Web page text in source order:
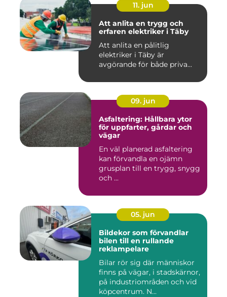
11. jun
Att anlita en trygg och
erfaren elektriker i Täby
Att anlita en pålitlig
elektriker i Täby är
avgörande för både priva...
09. jun
Asfaltering: Hållbara ytor
för uppfarter, gårdar och
vägar
En väl planerad asfaltering
kan förvandla en ojämn
grusplan till en trygg, snygg
och ...
05. jun
Bildekor som förvandlar
bilen till en rullande
reklampelare
Bilar rör sig där människor
finns på vägar, i stadskärnor,
på industriområden och vid
köpcentrum. N...